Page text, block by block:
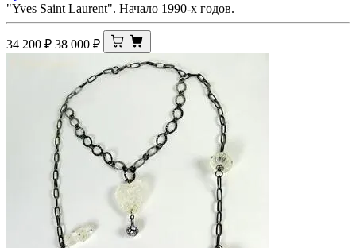
"Yves Saint Laurent". Начало 1990-х годов.
34 200 ₽ 38 000 ₽